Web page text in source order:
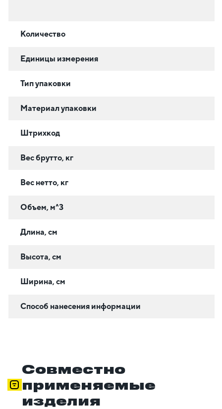
Количество
Единицы измерения
Тип упаковки
Материал упаковки
Штрихкод
Вес брутто, кг
Вес нетто, кг
Объем, м^3
Длина, см
Высота, см
Ширина, см
Способ нанесения информации
Совместно
применяемые
изделия